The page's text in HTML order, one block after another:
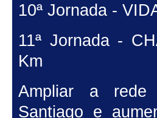
10ª Jornada -
11ª Jornada -
Km
Ampliar a rede
Santiago e